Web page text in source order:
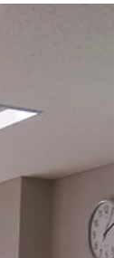
のどちらのヒン